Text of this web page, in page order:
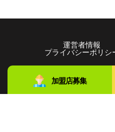
運営者情報
プライバシーポリシ
加盟店募集